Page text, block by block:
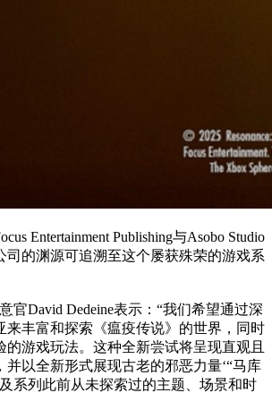
Entertainment Publishing与Asobo Studio
司的渊源可追溯至这个屡获殊荣的游戏系
官David Dedeine表示：“我们希望通过深
来丰富和探索《瘟疫传说》的世界，同时
的游戏玩法。这种全新尝试将呈现直观且
并以全新形式展现古老的邪恶力量‘“马库
系列此前从未探索过的主题、场景和时